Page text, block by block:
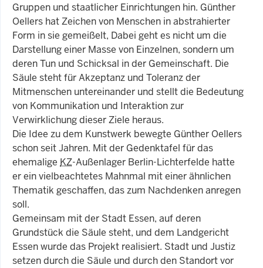
Gruppen und staatlicher Einrichtungen hin. Günther
Oellers hat Zeichen von Menschen in abstrahierter
Form in sie gemeißelt, Dabei geht es nicht um die
Darstellung einer Masse von Einzelnen, sondern um
deren Tun und Schicksal in der Gemeinschaft. Die
Säule steht für Akzeptanz und Toleranz der
Mitmenschen untereinander und stellt die Bedeutung
von Kommunikation und Interaktion zur
Verwirklichung dieser Ziele heraus.
Die Idee zu dem Kunstwerk bewegte Günther Oellers
schon seit Jahren. Mit der Gedenktafel für das
ehemalige KZ-Außenlager Berlin-Lichterfelde hatte
er ein vielbeachtetes Mahnmal mit einer ähnlichen
Thematik geschaffen, das zum Nachdenken anregen
soll.
Gemeinsam mit der Stadt Essen, auf deren
Grundstück die Säule steht, und dem Landgericht
Essen wurde das Projekt realisiert. Stadt und Justiz
setzen durch die Säule und durch den Standort vor